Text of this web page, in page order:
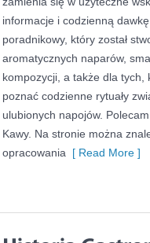
informacje i codzienną
poradnikowy, który został
aromatycznych naparów,
kompozycji, a także dla
poznać codzienne rytuały
ulubionych napojów.
Kawy. Na stronie można
opracowania [ Read More ]